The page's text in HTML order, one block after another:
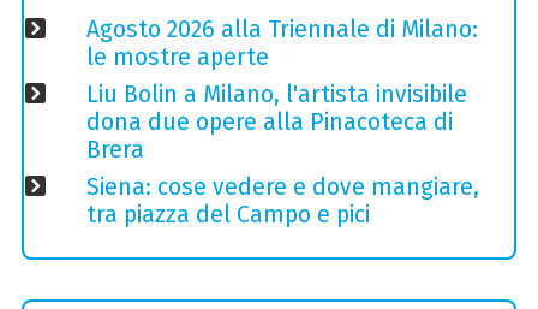
Agosto 2026 alla Triennale di Milano:
le mostre aperte
Liu Bolin a Milano, l'artista invisibile
dona due opere alla Pinacoteca di
Brera
Siena: cose vedere e dove mangiare,
tra piazza del Campo e pici